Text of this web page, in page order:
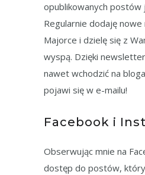
opublikowanych postów
Regularnie dodaję nowe
Majorce i dzielę się z
wyspą. Dzięki
nawet wchodzić na
pojawi się w e-mailu!
Facebook i
Obserwując mnie na
dostęp do postów,